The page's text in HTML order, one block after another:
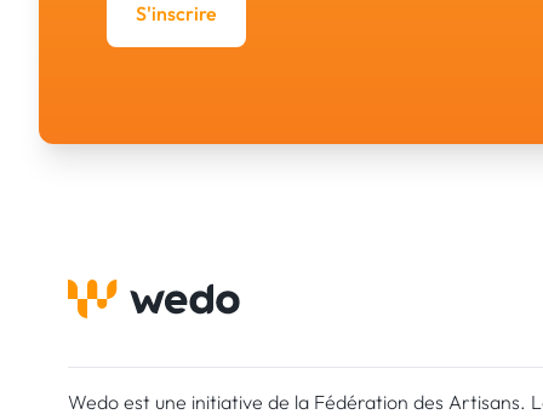
S'inscrire
Wedo est une initiative de la Fédération des Artisans.